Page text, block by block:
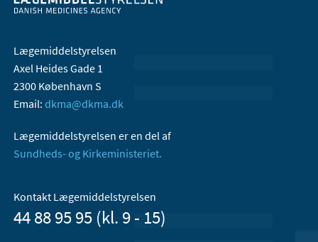
Lægemiddelstyrelsen
Axel Heides Gade 1
2300 København S
Email: dkma@dkma.dk
Lægemiddelstyrelsen er en del af
Sundheds- og Kirkeministeriet.
Kontakt Lægemiddelstyrelsen
44 88 95 95 (kl. 9 - 15)